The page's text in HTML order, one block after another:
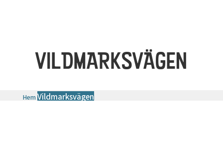
VILDMARKSVÄGEN
HemVildmarksvägen